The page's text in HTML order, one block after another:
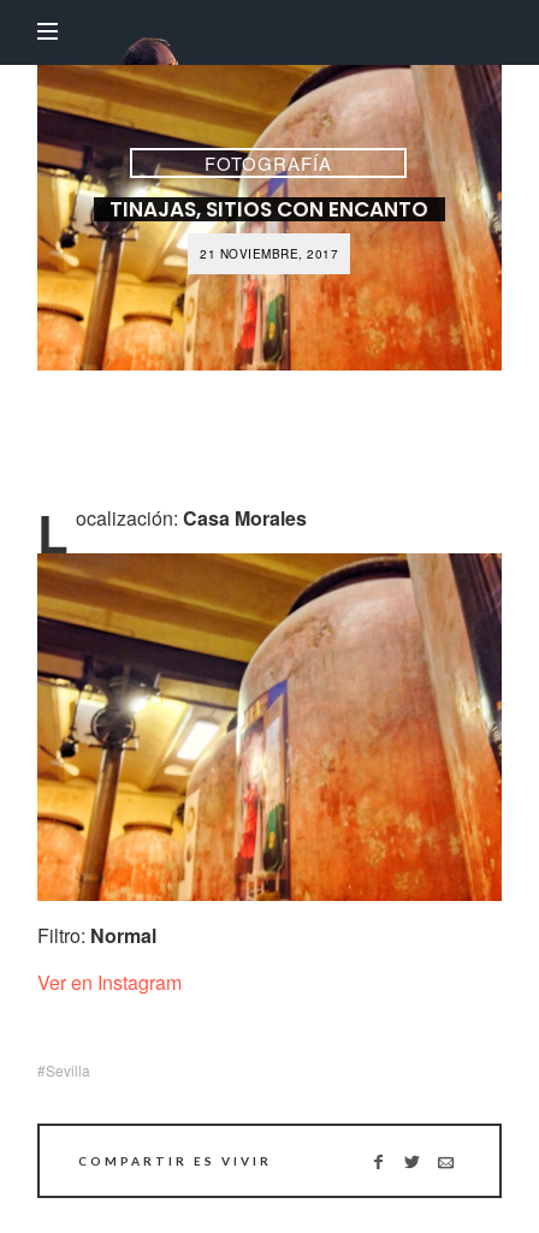
Profesor
Chillón
FOTOGRAFÍA
TINAJAS, SITIOS CON ENCANTO
21 NOVIEMBRE, 2017
L ocalización:Casa Morales
Filtro: Normal
Ver en Instagram
Sevilla
COMPARTIR ES VIVIR